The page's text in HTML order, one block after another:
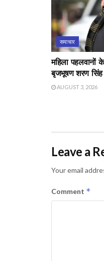
समाचार
महिला पहलवानों
बृजभूषण शरण सिंह
AUGUST 3, 2026
Leave a
Your email
Comment *